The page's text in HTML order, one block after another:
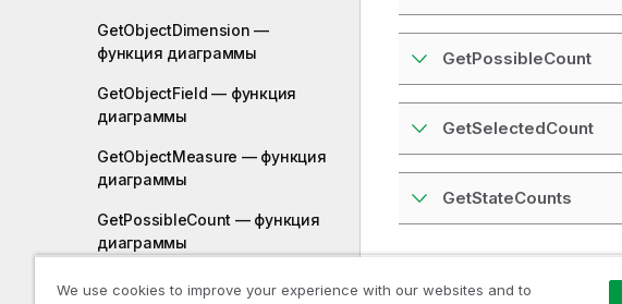
GetObjectDimension —
функция диаграммы
GetObjectField — функция
диаграммы
GetObjectMeasure — функция
диаграммы
GetPossibleCount — функция
диаграммы
GetSelectedCount — функция
GetPossibleCount
GetSelectedCount
GetStateCounts
Функции
We use cookies to improve your experience with our websites and to